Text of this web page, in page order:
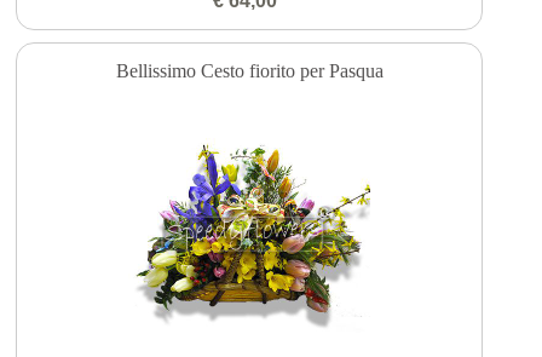
Bellissimo Cesto fiorito per Pasqua